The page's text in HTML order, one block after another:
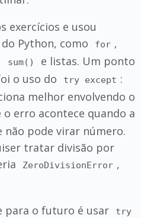
exercícios e usou
Python, como
for ,
sum()
e listas. Um ponto
o uso do
try except :
melhor envolvendo o
o erro acontece quando a
não pode virar número.
tratar divisão por
ZeroDivisionError ,
para o futuro é usar
try